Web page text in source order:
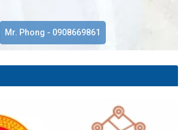
Mr. Phong - 0908669861